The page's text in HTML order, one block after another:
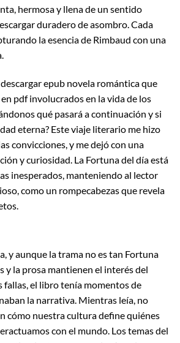
hermosa y llena de un sentido
duradero de asombro. Cada
la esencia de Rimbaud con una
epub novela romántica que
pdf involucrados en la vida de los
qué pasará a continuación y si
eterna? Este viaje literario me hizo
convicciones, y me dejó con una
y curiosidad. La Fortuna del día está
inesperados, manteniendo al lector
como un rompecabezas que revela
y aunque la trama no es tan Fortuna
y la prosa mantienen el interés del
fallas, el libro tenía momentos de
la narrativa. Mientras leía, no
cómo nuestra cultura define quiénes
con el mundo. Los temas del